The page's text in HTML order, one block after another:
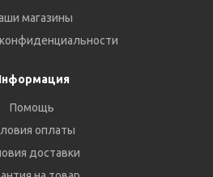
магазины
Помощь
оплаты
доставки